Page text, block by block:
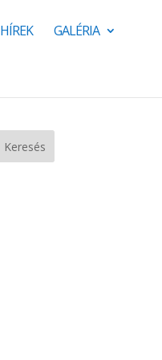
HÍREK GALÉRIA